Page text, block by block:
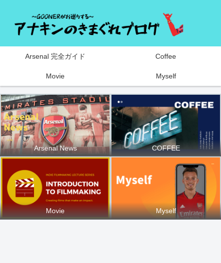
Arsenal 完全ガイド Coffee
Movie Myself
Arsenal News COFFEE
Movie Myself